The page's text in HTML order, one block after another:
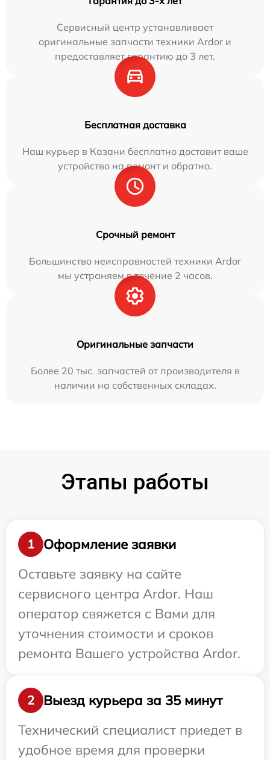
Сервисный центр устанавливает
оригинальные запчасти техники Ardor и
предоставляет гарантию до 3 лет.
Бесплатная доставка
Наш курьер в Казани бесплатно доставит ваше
устройство на ремонт и обратно.
Срочный ремонт
Большинство неисправностей техники Ardor
мы устраняем в течение 2 часов.
Оригинальные запчасти
Более 20 тыс. запчастей от производителя в
наличии на собственных складах.
Этапы работы
1
Оформление заявки
Оставьте заявку на сайте
сервисного центра Ardor. Наш
оператор свяжется с Вами для
уточнения стоимости и сроков
ремонта Вашего устройства Ardor.
2
Выезд курьера за 35 минут
Технический специалист приедет в
удобное время для проверки